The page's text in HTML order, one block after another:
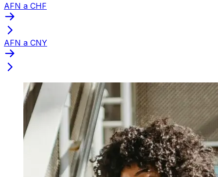
AFN a CHF
AFN a CNY